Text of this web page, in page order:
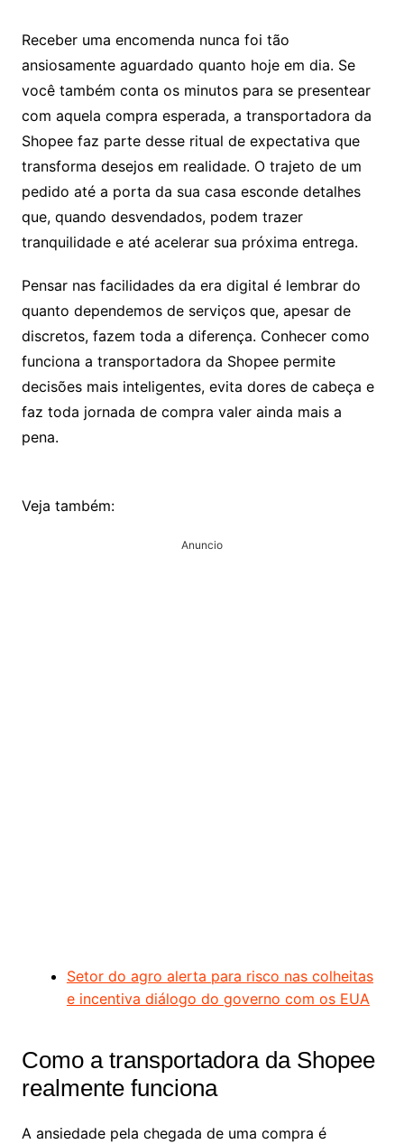
Receber uma encomenda nunca foi tão
ansiosamente aguardado quanto hoje em dia. Se
você também conta os minutos para se presentear
com aquela compra esperada, a transportadora da
Shopee faz parte desse ritual de expectativa que
transforma desejos em realidade. O trajeto de um
pedido até a porta da sua casa esconde detalhes
que, quando desvendados, podem trazer
tranquilidade e até acelerar sua próxima entrega.
Pensar nas facilidades da era digital é lembrar do
quanto dependemos de serviços que, apesar de
discretos, fazem toda a diferença. Conhecer como
funciona a transportadora da Shopee permite
decisões mais inteligentes, evita dores de cabeça e
faz toda jornada de compra valer ainda mais a
pena.
Veja também:
Anuncio
Setor do agro alerta para risco nas colheitas
e incentiva diálogo do governo com os EUA
Como a transportadora da Shopee
realmente funciona
A ansiedade pela chegada de uma compra é